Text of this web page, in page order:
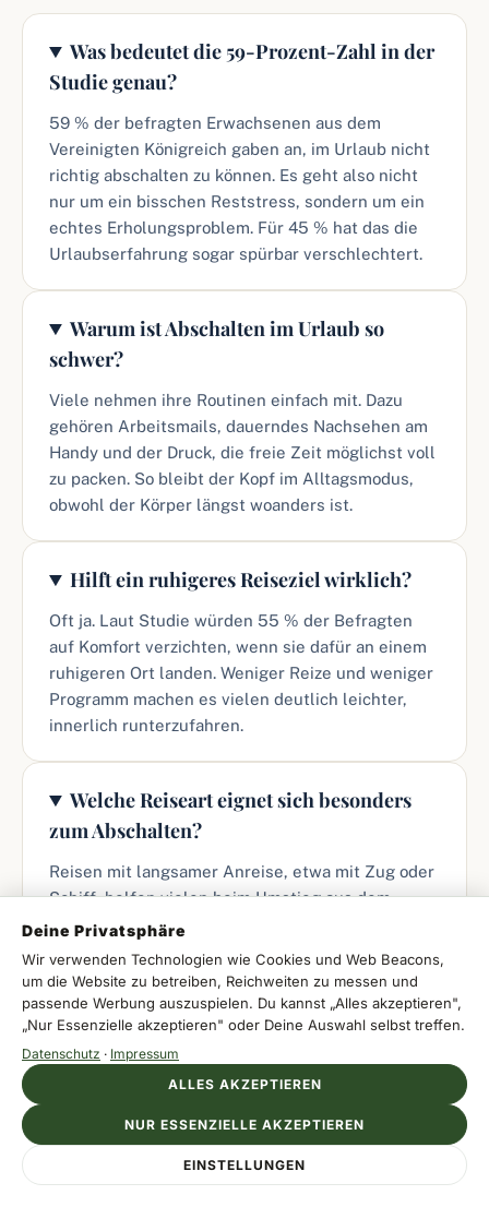
Was bedeutet die 59-Prozent-Zahl in der
Studie genau?
59 % der befragten Erwachsenen aus dem
Vereinigten Königreich gaben an, im Urlaub nicht
richtig abschalten zu können. Es geht also nicht
nur um ein bisschen Reststress, sondern um ein
echtes Erholungsproblem. Für 45 % hat das die
Urlaubserfahrung sogar spürbar verschlechtert.
Warum ist Abschalten im Urlaub so
schwer?
Viele nehmen ihre Routinen einfach mit. Dazu
gehören Arbeitsmails, dauerndes Nachsehen am
Handy und der Druck, die freie Zeit möglichst voll
zu packen. So bleibt der Kopf im Alltagsmodus,
obwohl der Körper längst woanders ist.
Hilft ein ruhigeres Reiseziel wirklich?
Oft ja. Laut Studie würden 55 % der Befragten
auf Komfort verzichten, wenn sie dafür an einem
ruhigeren Ort landen. Weniger Reize und weniger
Programm machen es vielen deutlich leichter,
innerlich runterzufahren.
Welche Reiseart eignet sich besonders
zum Abschalten?
Reisen mit langsamer Anreise, etwa mit Zug oder
Schiff, helfen vielen beim Umstieg aus dem
Alltag. Auch Inseln, Küstenorte und naturreiche
Ziele funktionieren gut, wenn du wenig Trubel
und wenig Termindruck willst.
Wie viel Programm ist im
Erholungsurlaub sinnvoll?
Weniger als viele denken. Ein bis zwei bewusste
Aktivitäten pro Tag reichen oft völlig aus. Wichtig
ist, dass dazwischen echte Pausen bleiben und
Anzeige
Strandurlaub mit Bestpreis-Garantie
Deine Privatsphäre
Wir verwenden Technologien wie Cookies und Web Beacons,
um die Website zu betreiben, Reichweiten zu messen und
passende Werbung auszuspielen. Du kannst „Alles akzeptieren",
„Nur Essenzielle akzeptieren" oder Deine Auswahl selbst treffen.
Datenschutz · Impressum
EINSTELLUNGEN
NUR ESSENZIELLE AKZEPTIEREN
ALLES AKZEPTIEREN